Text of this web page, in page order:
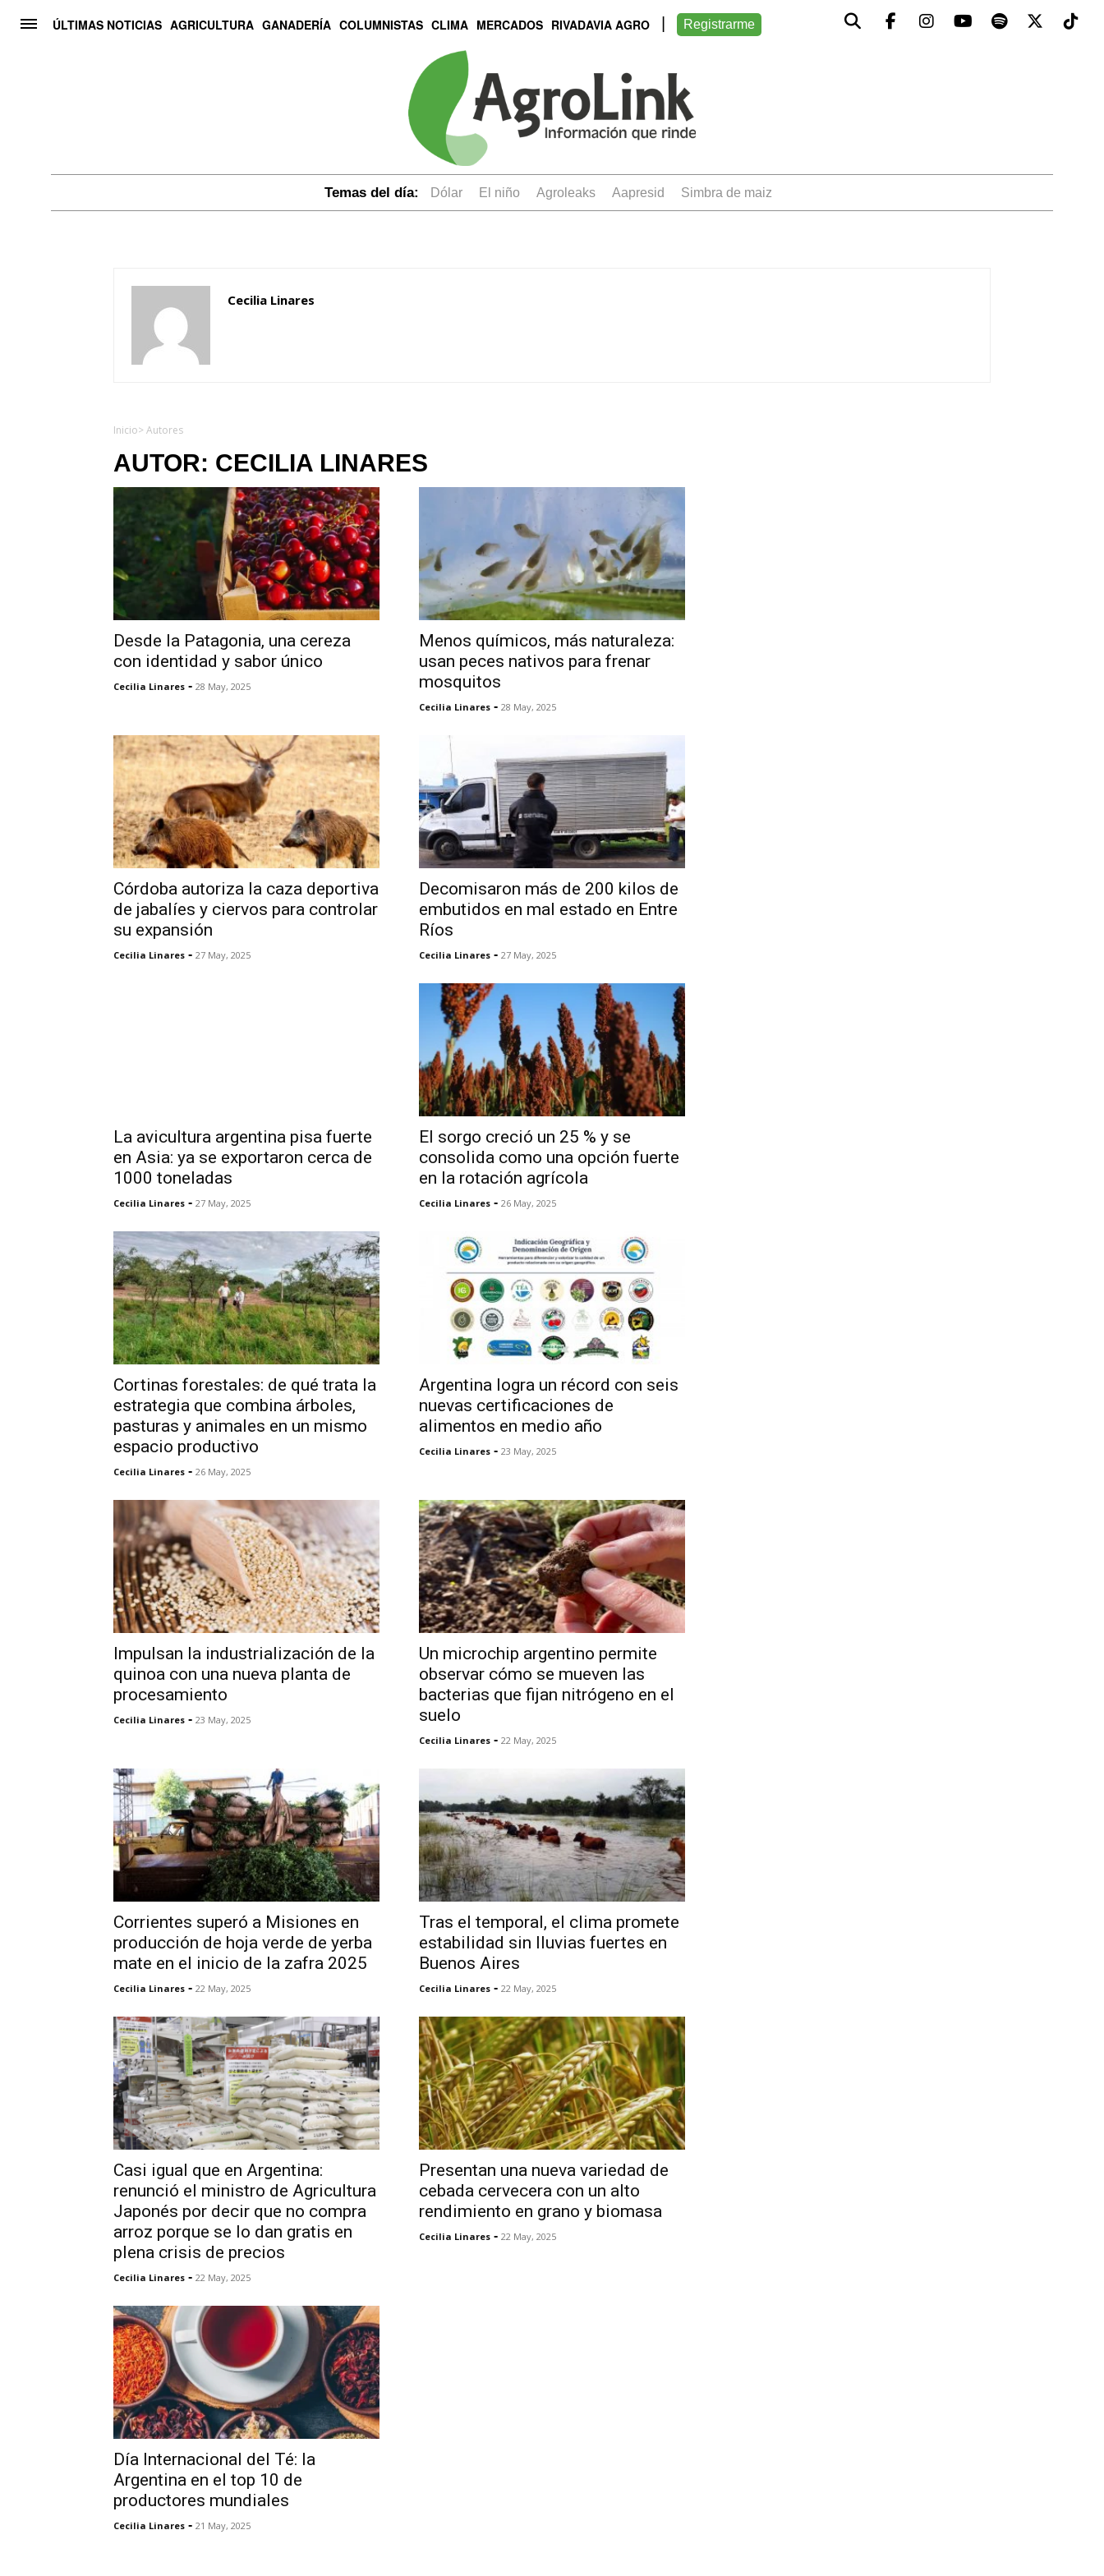
ÚLTIMAS NOTICIAS AGRICULTURA GANADERÍA COLUMNISTAS CLIMA MERCADOS RIVADAVIA AGRO Registrarme
Temas del día: dólar el niño Agroleaks aapresid simbra de maiz
Cecilia Linares
Inicio> Autores
AUTOR: CECILIA LINARES
Desde la Patagonia, una cereza
con identidad y sabor único
Cecilia Linares - 28 May, 2025
Menos químicos, más naturaleza:
usan peces nativos para frenar
mosquitos
Cecilia Linares - 28 May, 2025
Córdoba autoriza la caza deportiva
de jabalíes y ciervos para controlar
su expansión
Cecilia Linares - 27 May, 2025
Decomisaron más de 200 kilos de
embutidos en mal estado en Entre
Ríos
Cecilia Linares - 27 May, 2025
La avicultura argentina pisa fuerte
en Asia: ya se exportaron cerca de
1000 toneladas
Cecilia Linares - 27 May, 2025
El sorgo creció un 25 % y se
consolida como una opción fuerte
en la rotación agrícola
Cecilia Linares - 26 May, 2025
Cortinas forestales: de qué trata la
estrategia que combina árboles,
pasturas y animales en un mismo
espacio productivo
Cecilia Linares - 26 May, 2025
Argentina logra un récord con seis
nuevas certificaciones de
alimentos en medio año
Cecilia Linares - 23 May, 2025
Impulsan la industrialización de la
quinoa con una nueva planta de
procesamiento
Cecilia Linares - 23 May, 2025
Un microchip argentino permite
observar cómo se mueven las
bacterias que fijan nitrógeno en el
suelo
Cecilia Linares - 22 May, 2025
Corrientes superó a Misiones en
producción de hoja verde de yerba
mate en el inicio de la zafra 2025
Cecilia Linares - 22 May, 2025
Tras el temporal, el clima promete
estabilidad sin lluvias fuertes en
Buenos Aires
Cecilia Linares - 22 May, 2025
Casi igual que en Argentina:
renunció el ministro de Agricultura
Japonés por decir que no compra
arroz porque se lo dan gratis en
plena crisis de precios
Cecilia Linares - 22 May, 2025
Presentan una nueva variedad de
cebada cervecera con un alto
rendimiento en grano y biomasa
Cecilia Linares - 22 May, 2025
Día Internacional del Té: la
Argentina en el top 10 de
productores mundiales
Cecilia Linares - 21 May, 2025